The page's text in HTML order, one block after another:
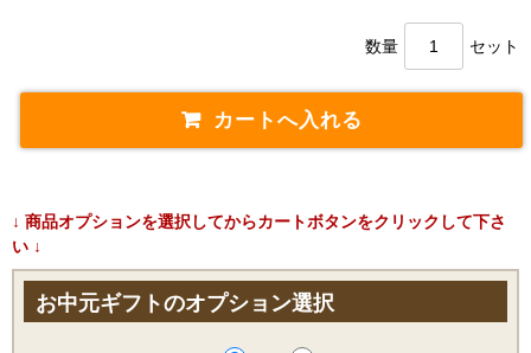
数量 セット
↓ 商品オプションを選択してからカートボタンをクリックして下さ
い ↓
お中元ギフトのオプション選択